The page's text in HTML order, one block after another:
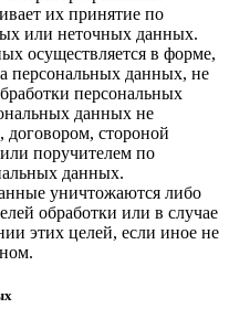
их принятие по
или неточных данных.
осуществляется в форме,
персональных данных, не
персональных
данных не
договором, стороной
поручителем по
данных.
уничтожаются либо
обработки или в случае
этих целей, если иное не